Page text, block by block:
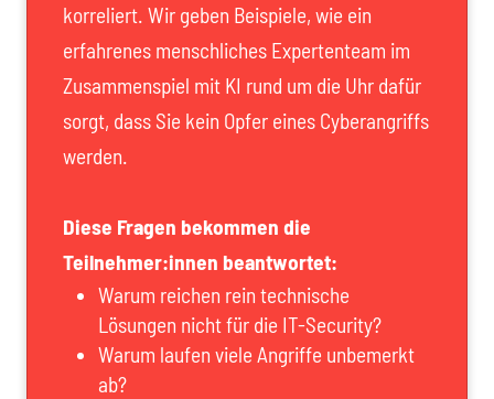
korreliert. Wir geben Beispiele, wie ein
erfahrenes menschliches Expertenteam im
Zusammenspiel mit KI rund um die Uhr dafür
sorgt, dass Sie kein Opfer eines Cyberangriffs
werden.
Diese Fragen bekommen die
Teilnehmer:innen beantwortet:
Warum reichen rein technische
Lösungen nicht für die IT-Security?
Warum laufen viele Angriffe unbemerkt
ab?